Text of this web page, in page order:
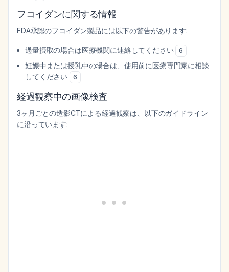
フコイダンに関する情報
FDA承認のフコイダン製品には以下の警告があります:
過量摂取の場合は医療機関に連絡してください 6
妊娠中または授乳中の場合は、使用前に医療専門家に相談
してください
6
経過観察中の画像検査
3ヶ月ごとの造影CTによる経過観察は、以下のガイドライン
に沿っています: